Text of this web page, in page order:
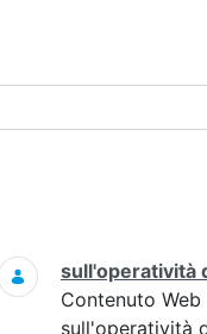
sull'operatività
Contenuto Web
sull'operatività